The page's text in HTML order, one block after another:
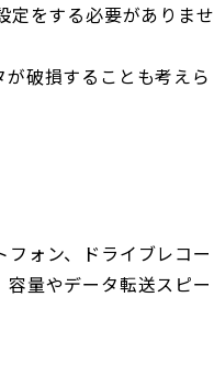
定をする必要がありませ
破損することも考えら
ォン、ドライブレコー
量やデータ転送スピー